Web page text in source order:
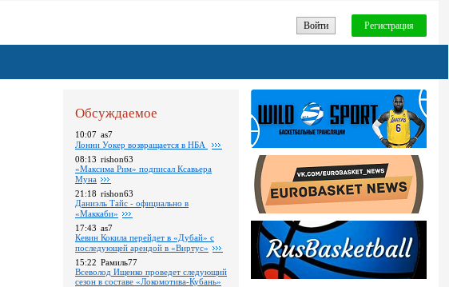
Войти Регистрация
Обсуждаемое
10:07 as7
Лонни Уокер возвращается в НБА
08:13 rishon63
«Максима Рим» подписал Ксавьера
Муна
21:18 rishon63
Даниэль Тайс - официально в
«Маккаби»
17:43 as7
Кевин Кокила перейдет в «Дубай» с
последующей арендой в «Виртус»
15:22 Рамиль77
Всеволод Ищенко проведет следующий
сезон в составе «Локомотива-Кубань»